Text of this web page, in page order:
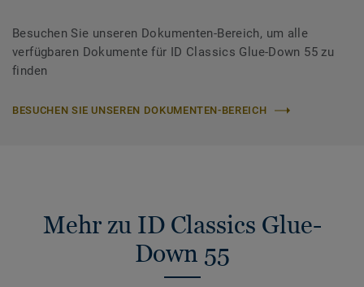
Besuchen Sie unseren Dokumenten-Bereich, um alle
verfügbaren Dokumente für ID Classics Glue-Down 55 zu
finden
BESUCHEN SIE UNSEREN DOKUMENTEN-BEREICH
Mehr zu ID Classics Glue-
Down 55